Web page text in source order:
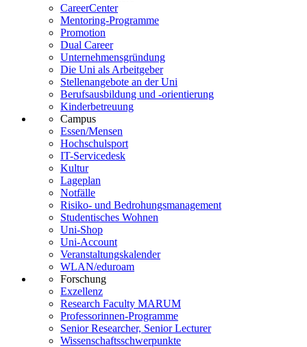
CareerCenter
Mentoring-Programme
Promotion
Dual Career
Unternehmensgründung
Die Uni als Arbeitgeber
Stellenangebote an der Uni
Berufsausbildung und -orientierung
Kinderbetreuung
Campus
Essen/Mensen
Hochschulsport
IT-Servicedesk
Kultur
Lageplan
Notfälle
Risiko- und Bedrohungsmanagement
Studentisches Wohnen
Uni-Shop
Uni-Account
Veranstaltungskalender
WLAN/eduroam
Forschung
Exzellenz
Research Faculty MARUM
Professorinnen-Programme
Senior Researcher, Senior Lecturer
Wissenschaftsschwerpunkte